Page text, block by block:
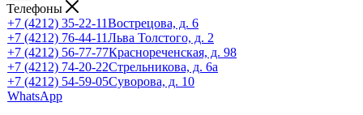
Телефоны
+7 (4212) 35-22-11Вострецова, д. 6
+7 (4212) 76-44-11Льва Толстого, д. 2
+7 (4212) 56-77-77Краснореченская, д. 98
+7 (4212) 74-20-22Стрельникова, д. 6а
+7 (4212) 54-59-05Суворова, д. 10
WhatsApp